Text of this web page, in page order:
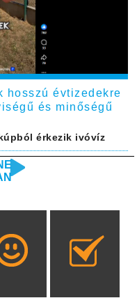
hosszú évtizedekre
és minőségű
érkezik ivóvíz